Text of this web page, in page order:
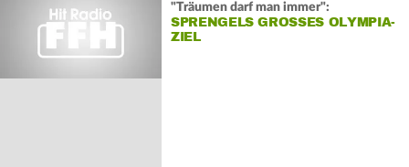
"Träumen darf man immer":
SPRENGELS GROSSES OLYMPIA-Z
IEL